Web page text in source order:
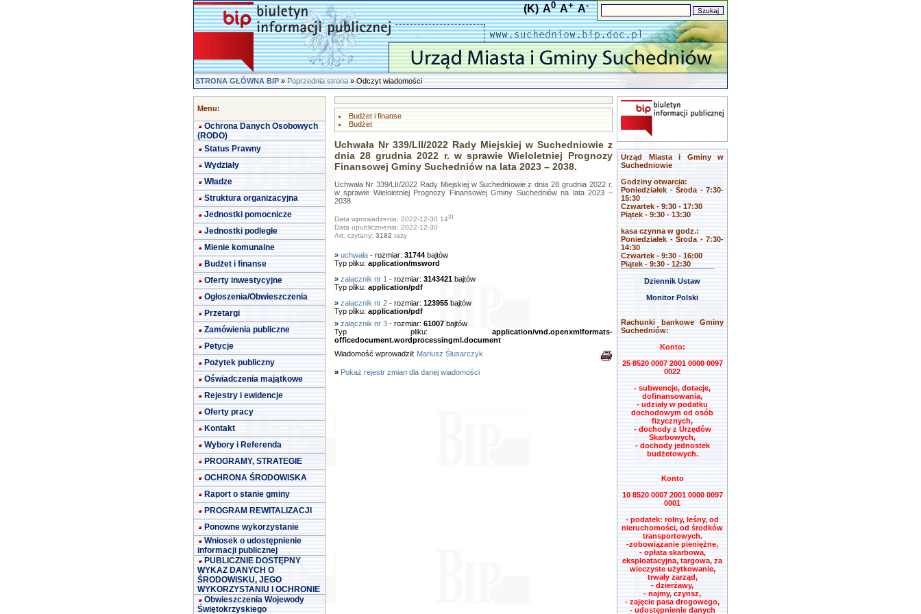
(K) A0 A+ A-
STRONA GŁÓWNA BIP»Poprzednia strona» Odczyt wiadomości
Menu:
Ochrona Danych Osobowych
(RODO)
Status Prawny
Wydziały
Władze
Struktura organizacyjna
Jednostki pomocnicze
Jednostki podległe
Mienie komunalne
Budżet i finanse
Oferty inwestycyjne
Ogłoszenia/Obwieszczenia
Przetargi
Zamówienia publiczne
Petycje
Pożytek publiczny
Oświadczenia majątkowe
Rejestry i ewidencje
Oferty pracy
Kontakt
Wybory i Referenda
PROGRAMY, STRATEGIE
OCHRONA ŚRODOWISKA
Raport o stanie gminy
PROGRAM REWITALIZACJI
Ponowne wykorzystanie
Wniosek o udostępnienie
informacji publicznej
PUBLICZNIE DOSTĘPNY
WYKAZ DANYCH O
ŚRODOWISKU, JEGO
WYKORZYSTANIU I OCHRONIE
Obwieszczenia Wojewody
Świętokrzyskiego
Budżet i finanse
Budżet
Uchwała Nr 339/LII/2022 Rady Miejskiej w Suchedniowie z
dnia 28 grudnia 2022 r. w sprawie Wieloletniej Prognozy
Finansowej Gminy Suchedniów na lata 2023 – 2038.
Uchwała Nr 339/LII/2022 Rady Miejskiej w Suchedniowie z dnia 28 grudnia 2022 r.
w sprawie Wieloletniej Prognozy Finansowej Gminy Suchedniów na lata 2023 –
2038.
Data wprowadzenia: 2022-12-30 1431
Data upublicznienia: 2022-12-30
Art. czytany: 3182 razy
» uchwała- rozmiar: 31744bajtów
Typ pliku: application/msword
» załącznik nr 1 - rozmiar: 3143421bajtów
Typ pliku: application/pdf
» załącznik nr 2 - rozmiar: 123955bajtów
Typ pliku: application/pdf
» załącznik nr 3 - rozmiar: 61007bajtów
Typ pliku: application/vnd.openxmlformats-
officedocument.wordprocessingml.document
Wiadomość wprowadził: Mariusz Ślusarczyk
» Pokaż rejestr zmian dla danej wiadomości
Urząd Miasta i Gminy w
Suchedniowie
Godziny otwarcia:
Poniedziałek - Środa - 7:30-
15:30
Czwartek - 9:30 - 17:30
Piątek - 9:30 - 13:30
kasa czynna w godz.:
Poniedziałek - Środa - 7:30-
14:30
Czwartek - 9:30 - 16:00
Piątek - 9:30 - 12:30
Dziennik Ustaw
Monitor Polski
Rachunki bankowe Gminy
Suchedniów:
Konto:
25 8520 0007 2001 0000 0097
0022
- subwencje, dotacje,
dofinansowania,
- udziały w podatku
dochodowym od osób
fizycznych,
- dochody z Urzędów
Skarbowych,
- dochody jednostek
budżetowych.
Konto
10 8520 0007 2001 0000 0097
0001
- podatek: rolny, leśny, od
nieruchomości, od środków
transportowych.
-zobowiązanie pieniężne,
- opłata skarbowa,
eksploatacyjna, targowa, za
wieczyste użytkowanie,
trwały zarząd,
- dzierżawy,
- najmy, czynsz,
- zajęcie pasa drogowego,
- udostępnienie danych